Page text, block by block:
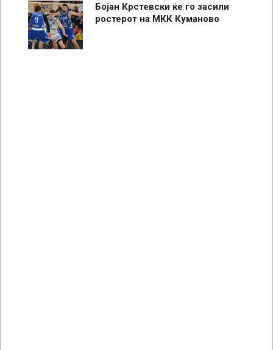
Бојан Крстевски ќе го засили
ростерот на МКК Куманово